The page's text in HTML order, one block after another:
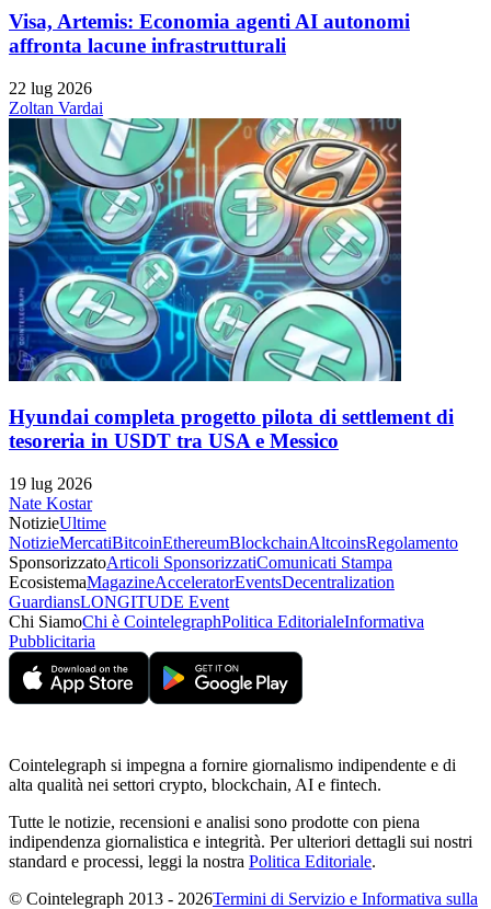
Visa, Artemis: Economia agenti AI autonomi
affronta lacune infrastrutturali
22 lug 2026
Zoltan Vardai
Hyundai completa progetto pilota di settlement di
tesoreria in USDT tra USA e Messico
19 lug 2026
Nate Kostar
NotizieUltime
NotizieMercatiBitcoinEthereumBlockchainAltcoinsRegolamento
SponsorizzatoArticoli SponsorizzatiComunicati Stampa
EcosistemaMagazineAcceleratorEventsDecentralization
GuardiansLONGITUDE Event
Chi SiamoChi è CointelegraphPolitica EditorialeInformativa
Pubblicitaria
Cointelegraph si impegna a fornire giornalismo indipendente e di
alta qualità nei settori crypto, blockchain, AI e fintech.
Tutte le notizie, recensioni e analisi sono prodotte con piena
indipendenza giornalistica e integrità. Per ulteriori dettagli sui nostri
standard e processi, leggi la nostra Politica Editoriale.
© Cointelegraph 2013 - 2026Termini di Servizio e Informativa sulla